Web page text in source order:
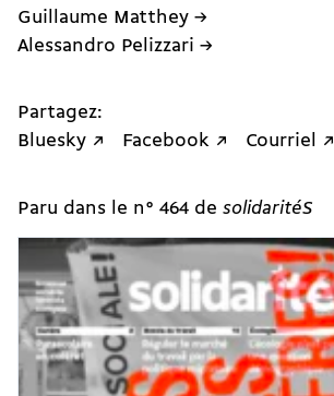
Guillaume Matthey →
Alessandro Pelizzari →
Partagez:
Bluesky ↗
Facebook ↗ Courriel ↗
Paru dans le n° 464 de solidaritéS